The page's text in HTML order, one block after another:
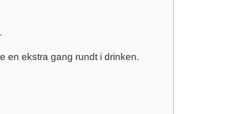
en ekstra gang rundt i drinken.